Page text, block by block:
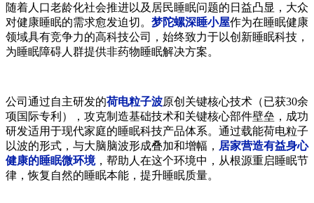
随着人口老龄化社会推进以及居民睡眠问题的日益凸显，大众
对健康睡眠的需求愈发迫切。 梦陀螺深睡小屋作为在睡眠健康
领域具有竞争力的高科技公司，始终致力于以创新睡眠科技，
为睡眠障碍人群提供非药物睡眠解决方案。
公司通过自主研发的荷电粒子波原创关键核心技术（已获30余
项国际专利），攻克制造基础技术和关键核心部件壁垒，成功
研发适用于现代家庭的睡眠科技产品体系。通过载能荷电粒子
以波的形式，与大脑脑波形成叠加和增幅， 居家营造有益身心
健康的睡眠微环境，帮助人在这个环境中，从根源重启睡眠节
律，恢复自然的睡眠本能，提升睡眠质量。